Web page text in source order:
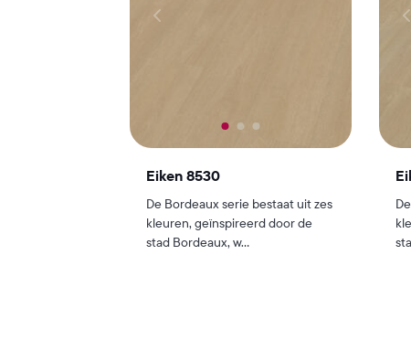
Eiken 8530
De Bordeaux serie bestaat uit zes
kleuren, geïnspireerd door de
stad Bordeaux, w...